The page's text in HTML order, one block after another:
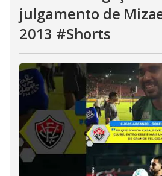
julgamento de
2013 #Shorts